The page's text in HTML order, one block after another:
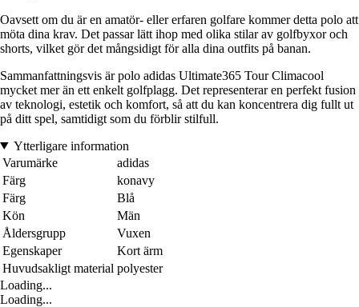
Oavsett om du är en amatör- eller erfaren golfare kommer detta polo att
möta dina krav. Det passar lätt ihop med olika stilar av golfbyxor och
shorts, vilket gör det mångsidigt för alla dina outfits på banan.
Sammanfattningsvis är polo adidas Ultimate365 Tour Climacool
mycket mer än ett enkelt golfplagg. Det representerar en perfekt fusion
av teknologi, estetik och komfort, så att du kan koncentrera dig fullt ut
på ditt spel, samtidigt som du förblir stilfull.
Ytterligare information
Varumärke
adidas
Färg
konavy
Färg
Blå
Kön
Män
Åldersgrupp
Vuxen
Egenskaper
Kort ärm
Huvudsakligt material polyester
Loading...
Loading...